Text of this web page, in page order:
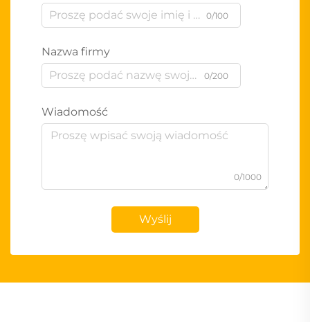
0/100
Nazwa firmy
0/200
Wiadomość
0/1000
Wyślij